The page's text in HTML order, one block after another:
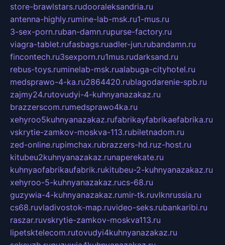
store-brawlstars.rudooraleksandria.ru
antenna-highly.rumine-lab-msk.ru1-mus.ru
3-sex-porn.ruban-damn.rupurse-factory.ru
viagra-tablet.rufasbags.ruadler-jun.rubandamn.ru
fincontech.ru3sexporn.ru1mus.rudarksand.ru
rebus-toys.ruminelab-msk.rualabuga-cityhotel.ru
medsprawo-4-ka.ru2864420.rublagodarenie-spb.ru
zajmy24.rutovudyi-4-kuhnyanazakaz.ru
brazzerscom.rumedsprawo4ka.ru
xehyroo5kuhnyanazakaz.rufabrikayfabrikaefabrika.ru
vskrytie-zamkov-moskva-113.rubiletnadom.ru
zed-online.rupimchax.rubrazzers-hd.ruz-host.ru
kitubeu2kuhnyanazakaz.runaperekate.ru
kuhnyaofabrikaufabrik.rukitubeu-2-kuhnyanazakaz.ru
xehyroo-5-kuhnyanazakaz.rucs-68.ru
guzywia-4-kuhnyanazakaz.rumir-tk.ruvlknrussia.ru
cs68.ruvladivostok-map.ruvideo-seks.rubankaribi.ru
raszar.ruvskrytie-zamkov-moskva113.ru
lipetsktelecom.rutovudyi4kuhnyanazakaz.ru